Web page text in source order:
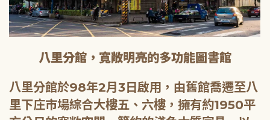
八里分館，寬敞明亮的多功能圖書館
八里分館於98年2月3日啟用，由舊館喬遷至八
里下庄市場綜合大樓五、六樓，擁有約1950平